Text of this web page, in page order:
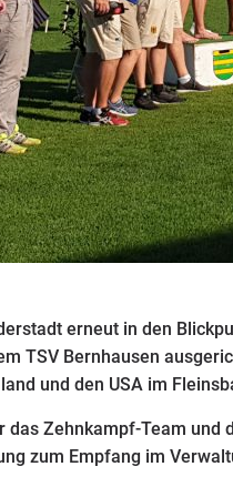
erneut in den
TSV Bernhausen
und den USA im
Zehnkampf-Team
zum Empfang im